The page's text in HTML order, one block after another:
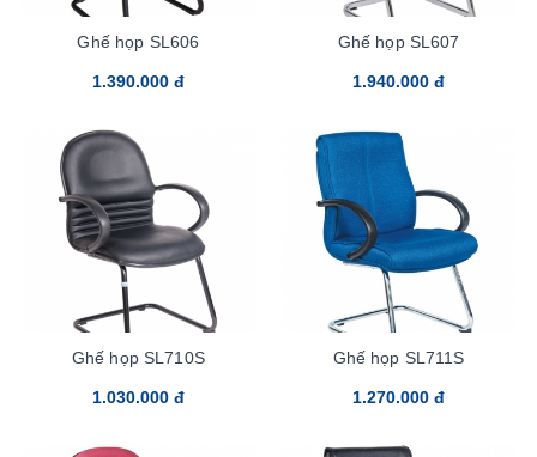
Ghế họp SL606
1.390.000 đ
Ghế họp SL607
1.940.000 đ
Ghế họp SL710S
1.030.000 đ
Ghế họp SL711S
1.270.000 đ